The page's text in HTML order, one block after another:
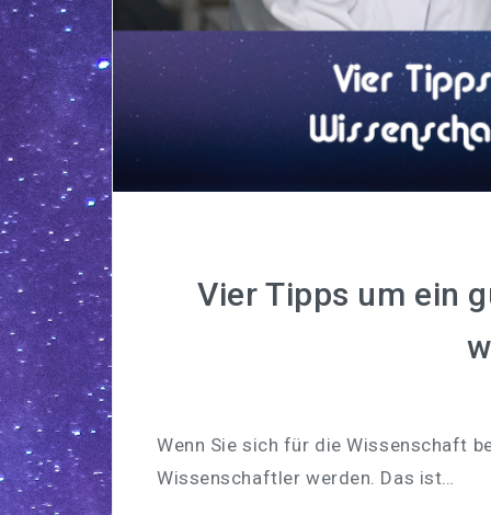
Vier Tipps um ein
Wenn Sie sich für die Wissenschaft
Wissenschaftler werden. Das ist…